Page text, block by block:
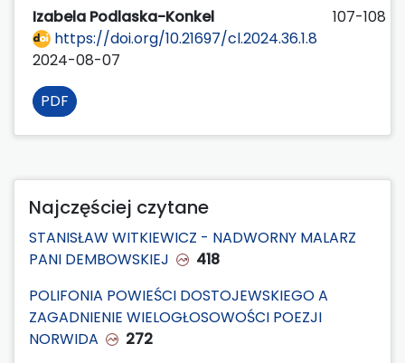
Izabela Podlaska-Konkel
107-108
https://doi.org/10.21697/cl.2024.36.1.8
2024-08-07
PDF
Najczęściej czytane
STANISŁAW WITKIEWICZ - NADWORNY MALARZ
PANI DEMBOWSKIEJ
418
POLIFONIA POWIEŚCI DOSTOJEWSKIEGO A
ZAGADNIENIE WIELOGŁOSOWOŚCI POEZJI
NORWIDA
272